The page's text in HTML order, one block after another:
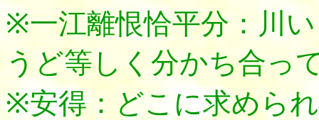
※一江離恨恰平分：川
うど等しく分かち合っ
※安得：どこに求めら